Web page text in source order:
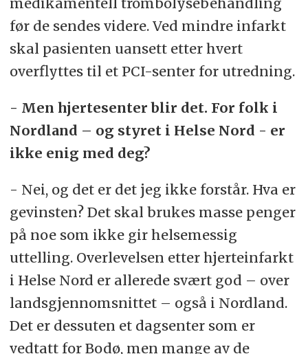
før de sendes videre. Ved mindre infarkt
skal pasienten uansett etter hvert
overflyttes til et PCI-senter for utredning.
- Men hjertesenter blir det. For folk i
Nordland – og styret i Helse Nord - er
ikke enig med deg?
- Nei, og det er det jeg ikke forstår. Hva er
gevinsten? Det skal brukes masse penger
på noe som ikke gir helsemessig
uttelling. Overlevelsen etter hjerteinfarkt
i Helse Nord er allerede svært god – over
landsgjennomsnittet – også i Nordland.
Det er dessuten et dagsenter som er
vedtatt for Bodø, men mange av de